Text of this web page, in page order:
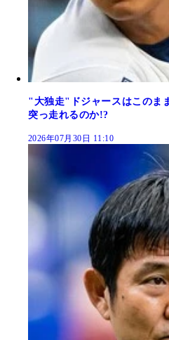
"大独走"ドジャースはこのま
突っ走れるのか!?
2026年07月30日 11:10